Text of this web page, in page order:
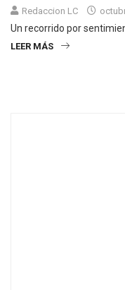
Redaccion LC
Un recorrido por
LEER MÁS